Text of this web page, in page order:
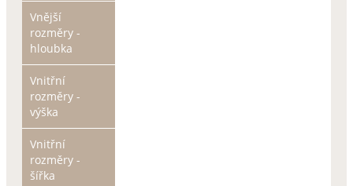
Vnější
rozměry -
hloubka
Vnitřní
rozměry -
výška
Vnitřní
rozměry -
šířka